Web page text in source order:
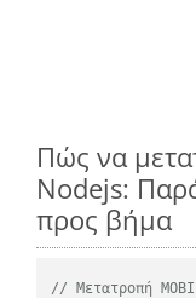
Πώς να
Nodejs:
προς βήμα
// Μετατροπή MOBI